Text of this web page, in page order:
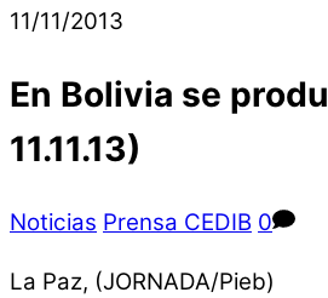
11/11/2013
En Bolivia se
11.11.13)
Noticias Prensa CEDIB 0
La Paz, (JORNADA/Pieb)